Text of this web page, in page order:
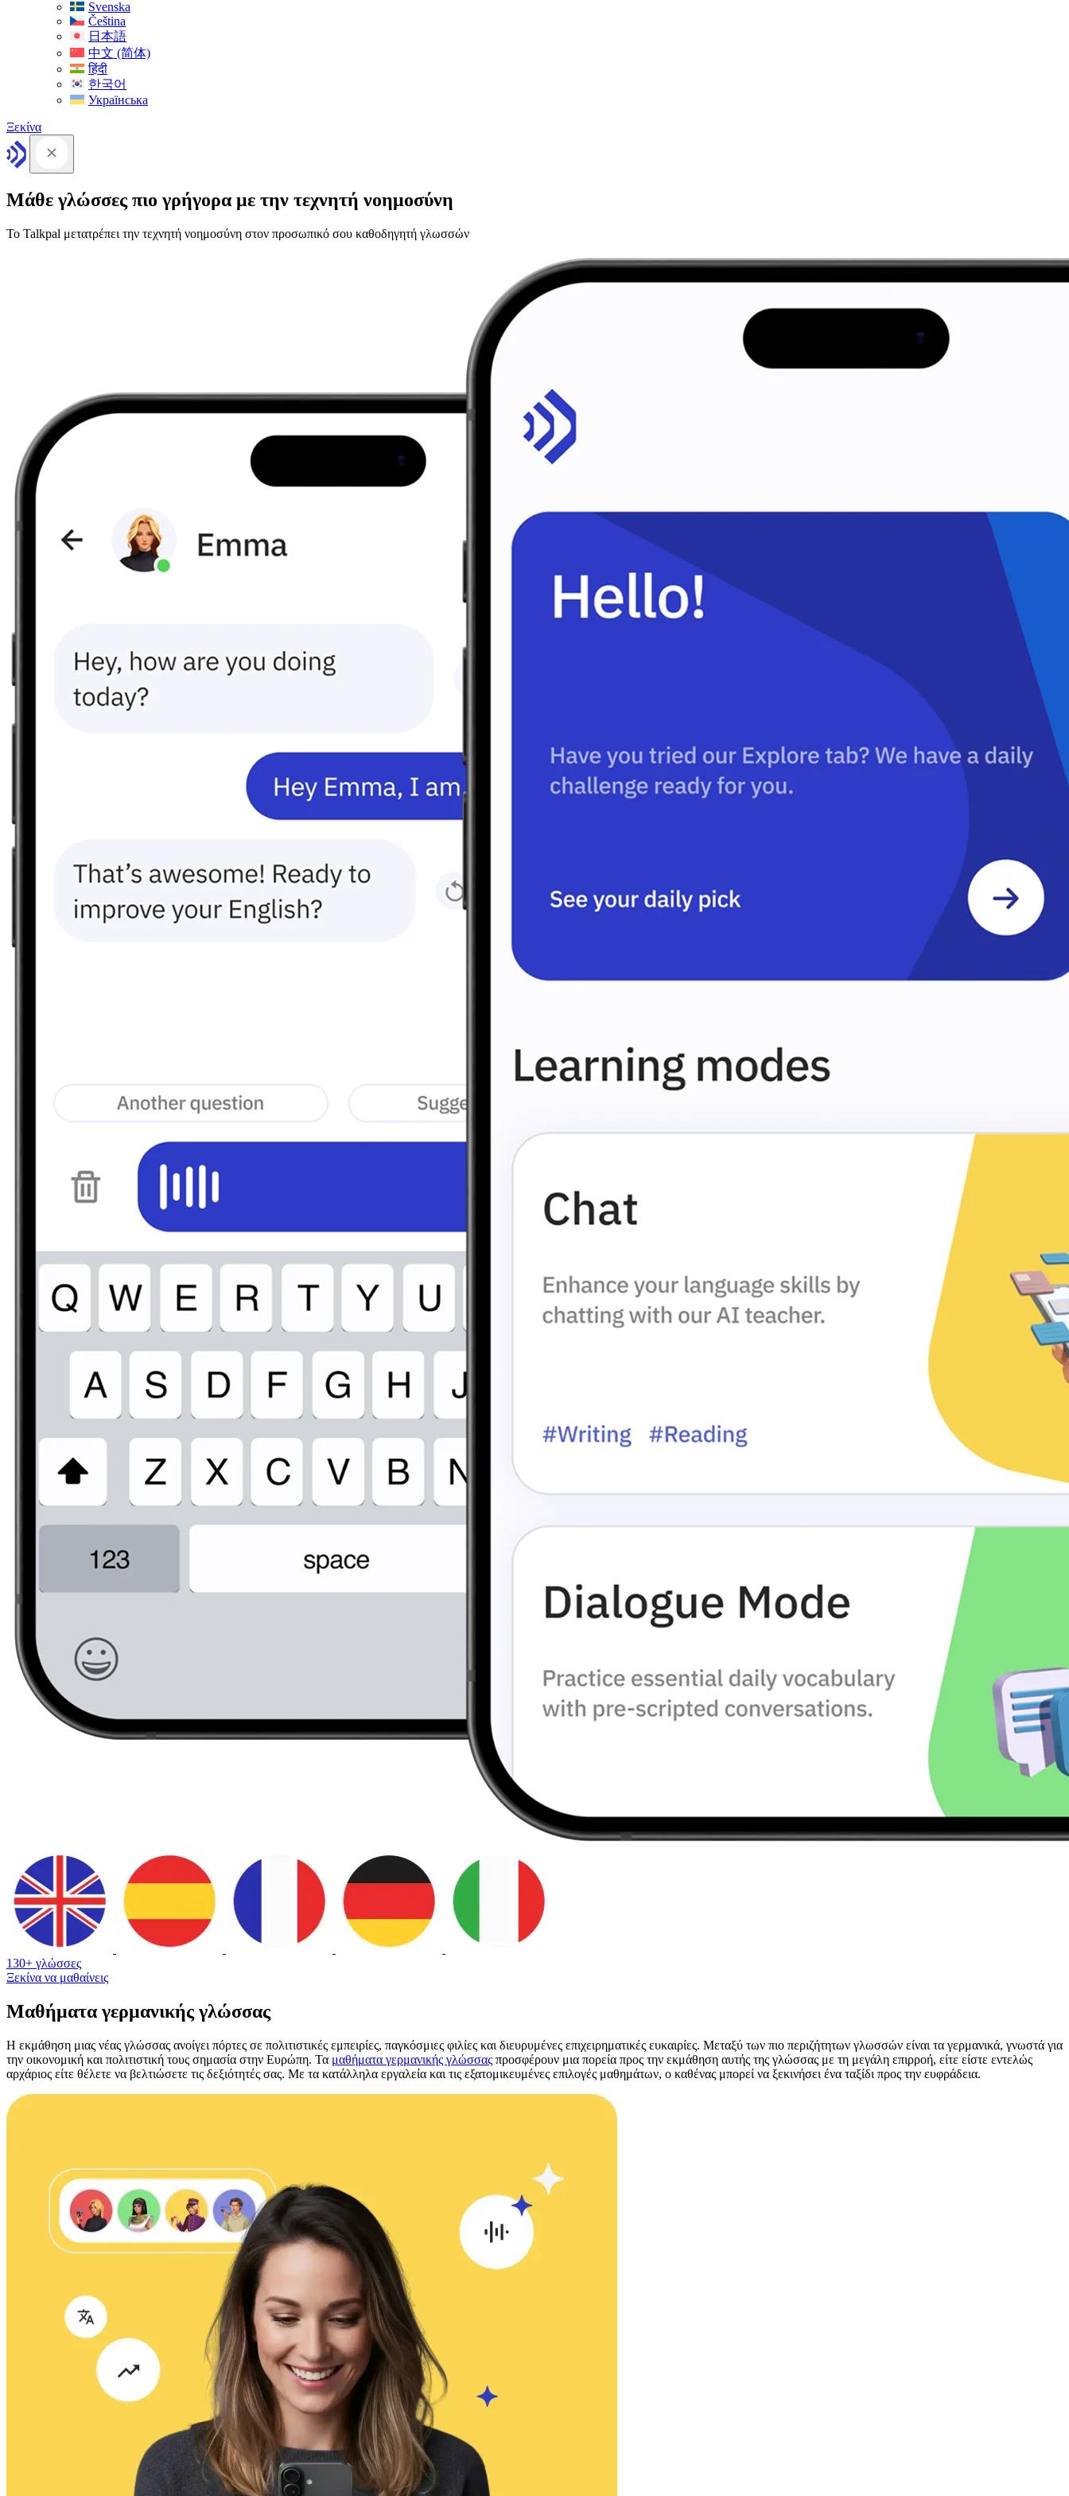
Svenska
Čeština
日本語
中文 (简体)
हिंदी
한국어
Українська
Ξεκίνα
Μάθε γλώσσες πιο γρήγορα με την τεχνητή νοημοσύνη
Το Talkpal μετατρέπει την τεχνητή νοημοσύνη στον προσωπικό σου καθοδηγητή γλωσσών
130+ γλώσσες
Ξεκίνα να μαθαίνεις
Μαθήματα γερμανικής γλώσσας
Η εκμάθηση μιας νέας γλώσσας ανοίγει πόρτες σε πολιτιστικές εμπειρίες, παγκόσμιες φιλίες και διευρυμένες επιχειρηματικές ευκαιρίες. Μεταξύ των πιο περιζήτητων γλωσσών είναι τα γερμανικά, γνωστά για
την οικονομική και πολιτιστική τους σημασία στην Ευρώπη. Τα μαθήματα γερμανικής γλώσσας προσφέρουν μια πορεία προς την εκμάθηση αυτής της γλώσσας με τη μεγάλη επιρροή, είτε είστε εντελώς
αρχάριος είτε θέλετε να βελτιώσετε τις δεξιότητές σας. Με τα κατάλληλα εργαλεία και τις εξατομικευμένες επιλογές μαθημάτων, ο καθένας μπορεί να ξεκινήσει ένα ταξίδι προς την ευφράδεια.